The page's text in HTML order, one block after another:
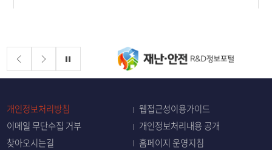
배너존
개인정보처리방침
웹접근성이용가이드
이메일 무단수집 거부
개인정보처리내용 공개
찾아오시는길
홈페이지 운영지침